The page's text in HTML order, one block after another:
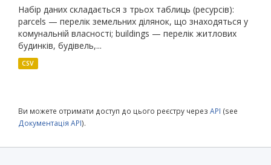
Набір даних складається з трьох таблиць (ресурсів):
parcels — перелік земельних ділянок, що знаходяться у
комунальній власності; buildings — перелік житлових
будинків, будівель,...
CSV
Ви можете отримати доступ до цього реєстру через API (see
Документація API).